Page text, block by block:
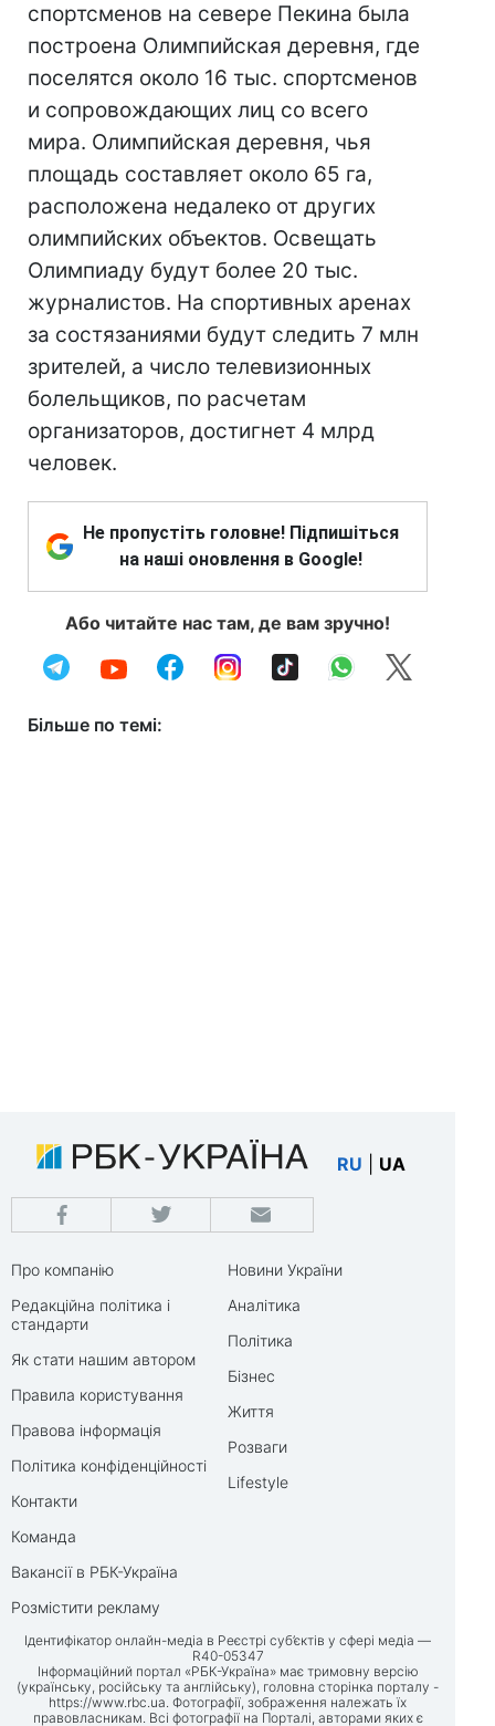
спортсменов на севере Пекина была
построена Олимпийская деревня, где
поселятся около 16 тыс. спортсменов
и сопровождающих лиц со всего
мира. Олимпийская деревня, чья
площадь составляет около 65 га,
расположена недалеко от других
олимпийских объектов. Освещать
Олимпиаду будут более 20 тыс.
журналистов. На спортивных аренах
за состязаниями будут следить 7 млн
зрителей, а число телевизионных
болельщиков, по расчетам
организаторов, достигнет 4 млрд
человек.
Не пропустіть головне! Підпишіться
на наші оновлення в Google!
Або читайте нас там, де вам зручно!
Більше по темі:
RU UA
Про компанію
Редакційна політика і
стандарти
Як стати нашим автором
Правила користування
Правова інформація
Політика конфіденційності
Контакти
Команда
Вакансії в РБК-Україна
Розмістити рекламу
Новини України
Аналітика
Політика
Бізнес
Життя
Розваги
Lifestyle
Ідентифікатор онлайн-медіа в Реєстрі суб’єктів у сфері медіа —
R40-05347
Інформаційний портал «РБК-Україна» має тримовну версію
(українську, російську та англійську), головна сторінка порталу -
https://www.rbc.ua. Фотографії, зображення належать їх
правовласникам. Всі фотографії на Порталі, авторами яких є